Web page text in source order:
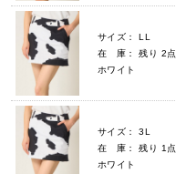
サイズ： LL
在 庫： 残り 2点
ホワイト
サイズ： 3L
在 庫： 残り 1点
ホワイト